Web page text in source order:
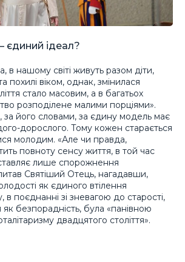
єдиний ідеал?
в нашому світі живуть разом діти,
похилі віком, однак, змінилася
стало масовим, а в багатьох
розподілене малими порціями».
за його словами, за єдину модель має
дорослого. Тому кожен старається
молодим. «Але чи правда,
повноту сенсу життя, в той час
лише спорожнення
Святіший Отець, нагадавши,
як єдиного втілення
в поєднанні зі зневагою до старості,
безпорадність, була «панівною
двадцятого століття».